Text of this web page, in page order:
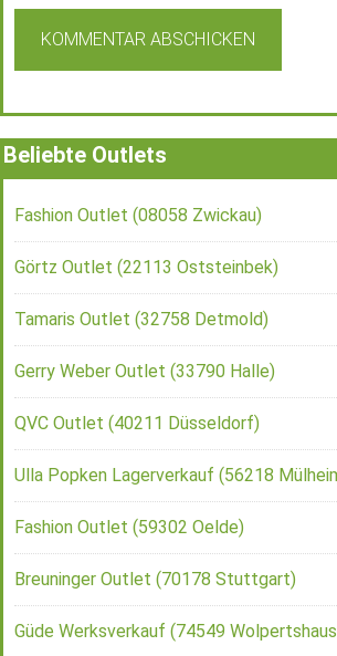
Beliebte Outlets
Fashion Outlet (08058 Zwickau)
Görtz Outlet (22113 Oststeinbek)
Tamaris Outlet (32758 Detmold)
Gerry Weber Outlet (33790 Halle)
QVC Outlet (40211 Düsseldorf)
Ulla Popken Lagerverkauf (56218
Fashion Outlet (59302 Oelde)
Breuninger Outlet (70178 Stuttgart)
Güde Werksverkauf (74549